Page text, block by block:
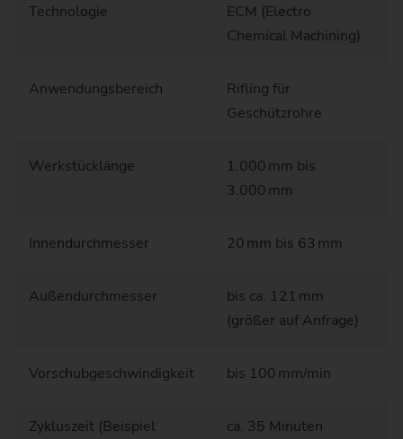
Technologie
ECM (Electro
Chemical Machining)
Anwendungsbereich
Rifling für
Geschützrohre
Werkstücklänge
1.000 mm bis
3.000 mm
Innendurchmesser 20 mm bis 63 mm
Außendurchmesser
bis ca. 121 mm
(größer auf Anfrage)
Vorschubgeschwindigkeit bis 100 mm/min
Zykluszeit (Beispiel
ca. 35 Minuten